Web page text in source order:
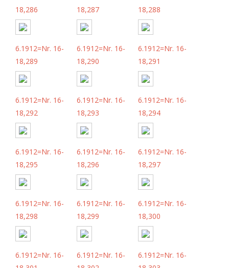
18,286
18,287
18,288
6.1912=Nr. 16-
18,289
6.1912=Nr. 16-
18,290
6.1912=Nr. 16-
18,291
6.1912=Nr. 16-
18,292
6.1912=Nr. 16-
18,293
6.1912=Nr. 16-
18,294
6.1912=Nr. 16-
18,295
6.1912=Nr. 16-
18,296
6.1912=Nr. 16-
18,297
6.1912=Nr. 16-
18,298
6.1912=Nr. 16-
18,299
6.1912=Nr. 16-
18,300
6.1912=Nr. 16-
6.1912=Nr. 16-
6.1912=Nr. 16-